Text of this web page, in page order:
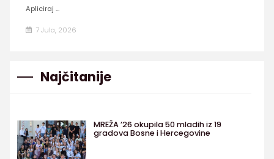
Apliciraj ...
7 Jula, 2026
Najčitanije
MREŽA ’26 okupila 50 mladih iz 19
gradova Bosne i Hercegovine